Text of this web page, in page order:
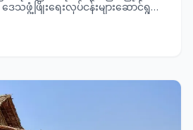
ဒေသဖွံ့ဖြိုးရေးလုပ်ငန်းများဆောင်ရွက်
မှူး ဦးမင်းကို ဦးဆောင်၍ ခရိုင်/ မြို့နယ်